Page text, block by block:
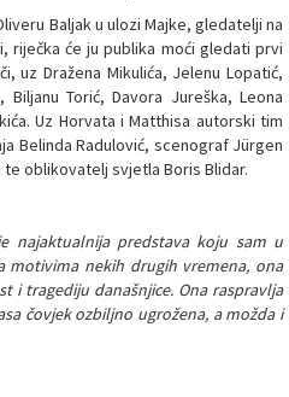
Baljak u ulozi Majke, gledatelji na
riječka će ju publika moći gledati prvi
uz Dražena Mikulića, Jelenu Lopatić,
Biljanu Torić, Davora Jureška, Leona
Uz Horvata i Matthisa autorski tim
Belinda Radulović, scenograf Jürgen
oblikovatelj svjetla Boris Blidar.
najaktualnija predstava koju sam u
motivima nekih drugih vremena, ona
i tragediju današnjice. Ona raspravlja
čovjek ozbiljno ugrožena, a možda i